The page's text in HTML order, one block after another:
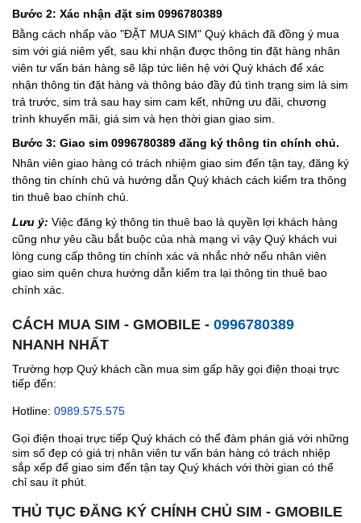
Bước 2: Xác nhận đặt sim 0996780389
Bằng cách nhấp vào "ĐẶT MUA SIM" Quý khách đã đồng ý mua
sim với giá niêm yết, sau khi nhận được thông tin đặt hàng nhân
viên tư vấn bán hàng sẽ lập tức liên hệ với Quý khách để xác
nhận thông tin đặt hàng và thông báo đầy đủ tình trạng sim là sim
trả trước, sim trả sau hay sim cam kết, những ưu đãi, chương
trình khuyến mãi, giá sim và hẹn thời gian giao sim.
Bước 3: Giao sim 0996780389 đăng ký thông tin chính chủ.
Nhân viên giao hàng có trách nhiệm giao sim đến tận tay, đăng ký
thông tin chính chủ và hướng dẫn Quý khách cách kiểm tra thông
tin thuê bao chính chủ.
Lưu ý: Việc đăng ký thông tin thuê bao là quyền lợi khách hàng
cũng như yêu cầu bắt buộc của nhà mạng vì vậy Quý khách vui
lòng cung cấp thông tin chính xác và nhắc nhở nếu nhân viên
giao sim quên chưa hướng dẫn kiểm tra lại thông tin thuê bao
chính xác.
CÁCH MUA SIM - GMOBILE - 0996780389
NHANH NHẤT
Trường hợp Quý khách cần mua sim gấp hãy gọi điện thoại trực
tiếp đến:
Hotline: 0989.575.575
Gọi điện thoại trực tiếp Quý khách có thể đàm phán giá với những
sim số đẹp có giá trị nhân viên tư vấn bán hàng có trách nhiệp
sắp xếp để giao sim đến tận tay Quý khách với thời gian có thể
chỉ sau ít phút.
THỦ TỤC ĐĂNG KÝ CHÍNH CHỦ SIM - GMOBILE